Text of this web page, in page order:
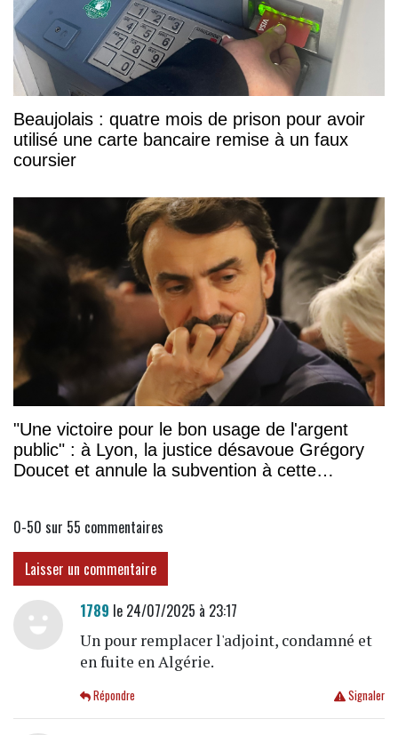
Beaujolais : quatre mois de prison pour avoir
utilisé une carte bancaire remise à un faux
coursier
"Une victoire pour le bon usage de l'argent
public" : à Lyon, la justice désavoue Grégory
Doucet et annule la subvention à cette
0-50 sur 55 commentaires
Laisser un commentaire
1789 le 24/07/2025 à 23:17
Un pour remplacer l'adjoint, condamné et
en fuite en Algérie.
Signaler
Répondre